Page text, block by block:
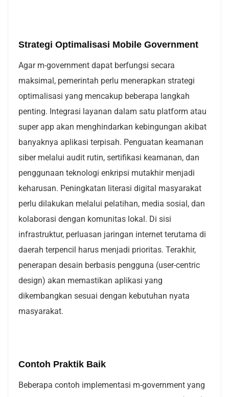
Strategi Optimalisasi Mobile Government
Agar m-government dapat berfungsi secara
maksimal, pemerintah perlu menerapkan strategi
optimalisasi yang mencakup beberapa langkah
penting. Integrasi layanan dalam satu platform atau
super app akan menghindarkan kebingungan akibat
banyaknya aplikasi terpisah. Penguatan keamanan
siber melalui audit rutin, sertifikasi keamanan, dan
penggunaan teknologi enkripsi mutakhir menjadi
keharusan. Peningkatan literasi digital masyarakat
perlu dilakukan melalui pelatihan, media sosial, dan
kolaborasi dengan komunitas lokal. Di sisi
infrastruktur, perluasan jaringan internet terutama di
daerah terpencil harus menjadi prioritas. Terakhir,
penerapan desain berbasis pengguna (user-centric
design) akan memastikan aplikasi yang
dikembangkan sesuai dengan kebutuhan nyata
masyarakat.
Contoh Praktik Baik
Beberapa contoh implementasi m-government yang